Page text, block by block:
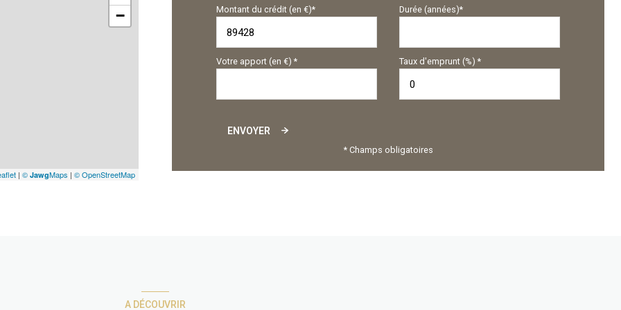
−
| © JawgMaps | © OpenStreetMap
Montant du crédit (en €)* Durée (années)*
Votre apport (en €) * Taux d'emprunt (%) *
ENVOYER
* Champs obligatoires
A DÉCOUVRIR